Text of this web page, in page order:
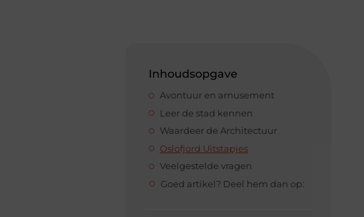
Inhoudsopgave
Avontuur en amusement
Leer de stad kennen
Waardeer de Architectuur
Oslofjord Uitstapjes
Veelgestelde vragen
Goed artikel? Deel hem dan op: